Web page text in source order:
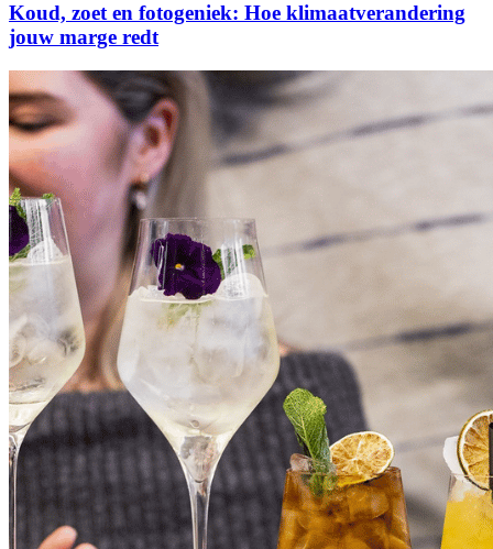
Koud, zoet en fotogeniek: Hoe klimaatverandering
jouw marge redt